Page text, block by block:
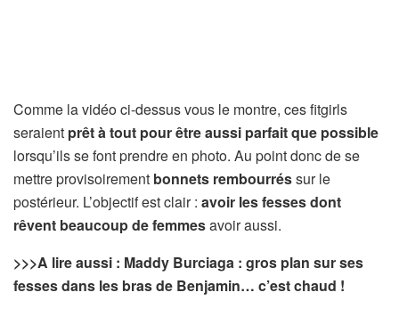
Comme la vidéo ci-dessus vous le montre, ces fitgirls
seraient prêt à tout pour être aussi parfait que possible
lorsqu’ils se font prendre en photo. Au point donc de se
mettre provisoirement bonnets rembourréssur le
postérieur. L’objectif est clair : avoir les fesses dont
rêvent beaucoup de femmesavoir aussi.
>>>A lire aussi : Maddy Burciaga : gros plan sur ses
fesses dans les bras de Benjamin… c’est chaud !